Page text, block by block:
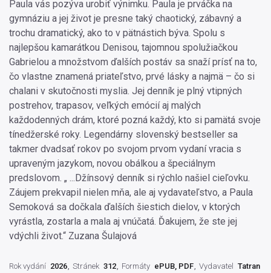
Paula vás pozýva urobiť výnimku. Paula je prváčka na
gymnáziu a jej život je presne taký chaotický, zábavný a
trochu dramatický, ako to v pätnástich býva. Spolu s
najlepšou kamarátkou Denisou, tajomnou spolužiačkou
Gabrielou a množstvom ďalších postáv sa snaží prísť na to,
čo vlastne znamená priateľstvo, prvé lásky a najmä – čo si
chalani v skutočnosti myslia. Jej denník je plný vtipných
postrehov, trapasov, veľkých emócií aj malých
každodenných drám, ktoré pozná každý, kto si pamätá svoje
tínedžerské roky. Legendárny slovenský bestseller sa
takmer dvadsať rokov po svojom prvom vydaní vracia s
upraveným jazykom, novou obálkou a špeciálnym
predslovom. „ ...Džínsový denník si rýchlo našiel cieľovku.
Záujem prekvapil nielen mňa, ale aj vydavateľstvo, a Paula
Semoková sa dočkala ďalších šiestich dielov, v ktorých
vyrástla, zostarla a mala aj vnúčatá. Ďakujem, že ste jej
vdýchli život.“ Zuzana Šulajová
Rok vydání 2026 Stránek 312 Formáty ePUB, PDF Vydavatel Tatran